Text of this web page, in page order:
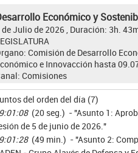
Económico y
de Julio de 2026 , Duración: 3h.
Comisión de Desarrollo
e Innovacción hasta
Comisiones
del orden del día (7)
(20 seg.) - "Asunto 1:
de 5 de junio de 2026."
(49 min.) - "Asunto 2: